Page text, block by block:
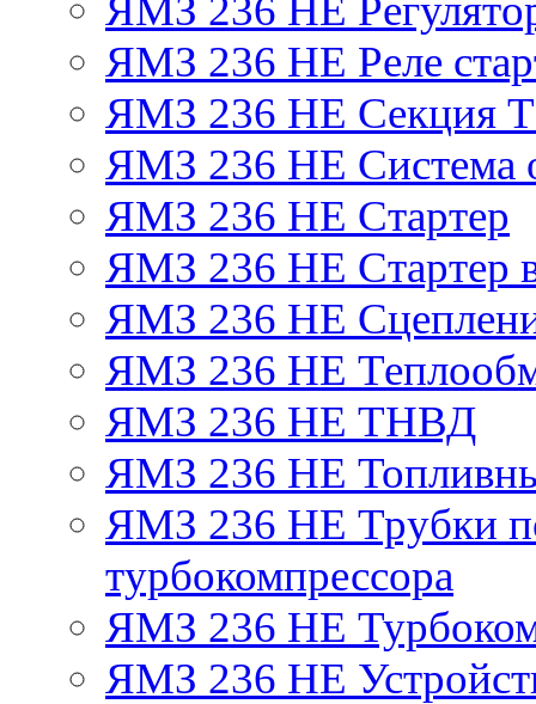
ЯМЗ 236 НЕ
ЯМЗ 236 НЕ Реле
ЯМЗ 236 НЕ Секция
ЯМЗ 236 НЕ Система
ЯМЗ 236 НЕ Стартер
ЯМЗ 236 НЕ Стартер
ЯМЗ 236 НЕ
ЯМЗ 236 НЕ
ЯМЗ 236 НЕ ТНВД
ЯМЗ 236 НЕ
ЯМЗ 236 НЕ Трубки
турбокомпрессора
ЯМЗ 236 НЕ
ЯМЗ 236 НЕ